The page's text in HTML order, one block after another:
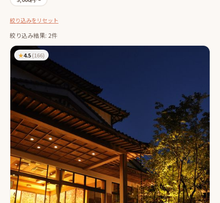
絞り込みをリセット
絞り込み結果: 2件
★4.5(166)